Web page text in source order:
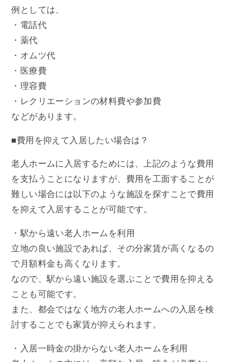
例としては、
・電話代
・薬代
・オムツ代
・医療費
・理容費
・レクリエーションの材料費や参加費
などがあります。
■費用を抑えて入居したい場合は？
老人ホームに入居するためには、上記のような費用
を支払うことになりますが、費用を工面することが
難しい場合には以下のような施設を探すことで費用
を抑えて入居することが可能です。
・駅から遠い老人ホームを利用
立地の良い施設であれば、その分家賃が高くなるの
で月額料金も高くなります。
なので、駅から遠い施設を選ぶことで費用を抑える
ことも可能です。
また、都会ではなく地方の老人ホームへの入居を検
討することでも家賃が抑えられます。
・入居一時金の掛からない老人ホームを利用